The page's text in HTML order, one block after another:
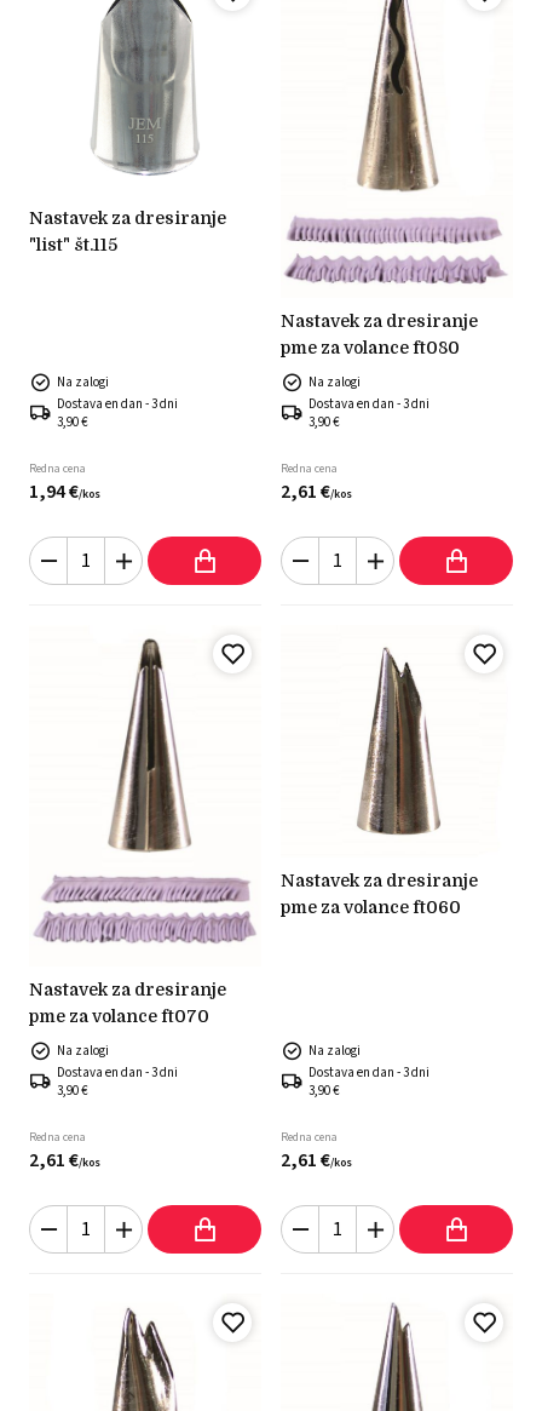
nastavek za dresiranje
"list" št.115
Na zalogi
Dostava en dan - 3 dni
3,90 €
Redna cena
1,94€/kos
nastavek za dresiranje
pme za volance ft080
Na zalogi
Dostava en dan - 3 dni
3,90 €
Redna cena
2,61€/kos
nastavek za dresiranje
pme za volance ft070
Na zalogi
Dostava en dan - 3 dni
3,90 €
Redna cena
2,61€/kos
nastavek za dresiranje
pme za volance ft060
Na zalogi
Dostava en dan - 3 dni
3,90 €
Redna cena
2,61€/kos